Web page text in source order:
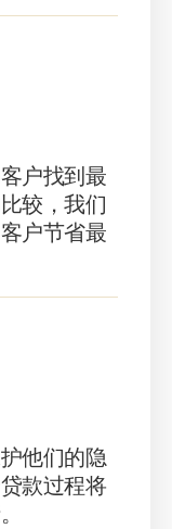
户找到最
较，我们
户节省最
他们的隐
款过程将